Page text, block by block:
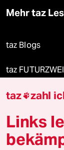
Mehr taz
taz Blogs
taz FUTURZWEI
Le Monde
taz Archiv
taz zahl
Links